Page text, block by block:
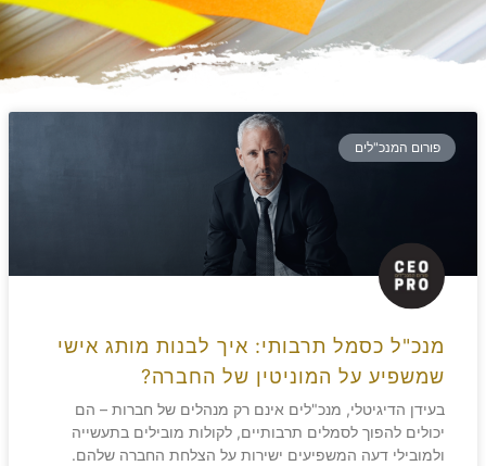
פורום המנכ"לים
מנכ"ל כסמל תרבותי: איך לבנות מותג אישי
שמשפיע על המוניטין של החברה?
בעידן הדיגיטלי, מנכ"לים אינם רק מנהלים של חברות – הם
יכולים להפוך לסמלים תרבותיים, לקולות מובילים בתעשייה
ולמובילי דעה המשפיעים ישירות על הצלחת החברה שלהם.